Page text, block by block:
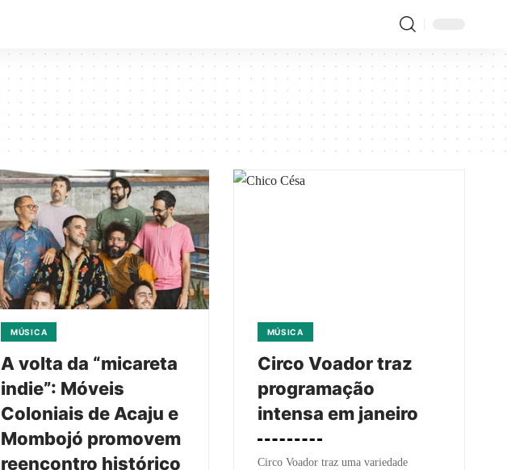
MÚSICA
A volta da “micareta
indie”: Móveis
Coloniais de Acaju e
Mombojó promovem
reencontro histórico
MÚSICA
Circo Voador traz
programação
intensa em janeiro
Circo Voador traz uma variedade